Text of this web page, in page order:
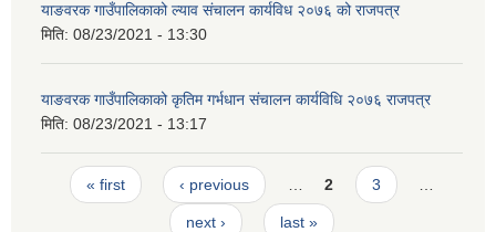
याङवरक गाउँपालिकाको ल्याव संचालन कार्यविध २०७६ को राजपत्र
मिति: 08/23/2021 - 13:30
याङवरक गाउँपालिकाको कृतिम गर्भधान संचालन कार्यविधि २०७६ राजपत्र
मिति: 08/23/2021 - 13:17
Pages
« first ‹ previous 2 3
next › last »